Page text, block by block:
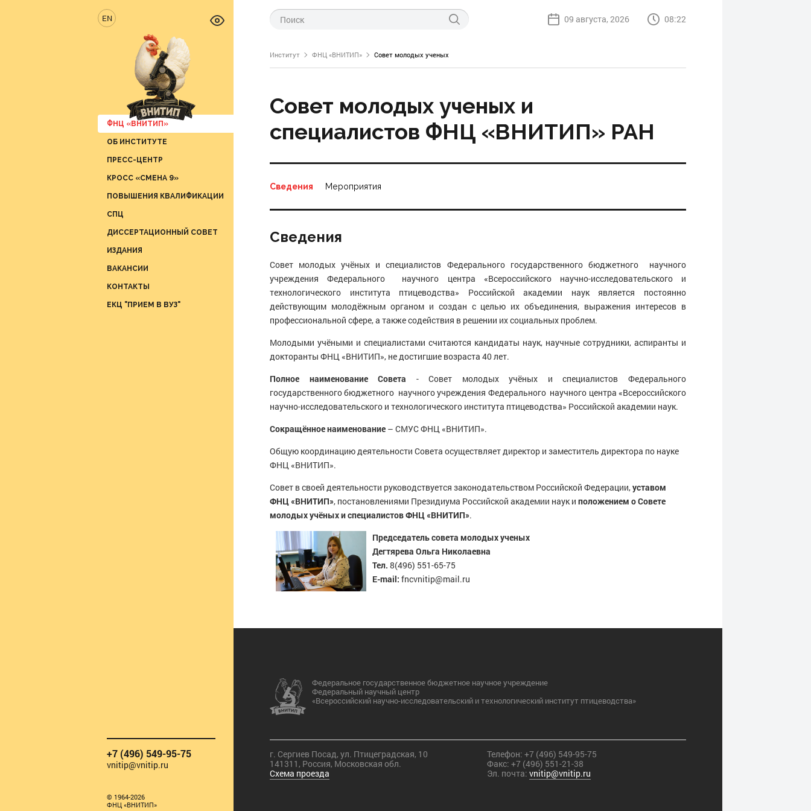
EN
ФНЦ «ВНИТИП»
ОБ ИНСТИТУТЕ
Отдел технологии производства
Отдел питания птицы
Отдел генетики и селекции
Отдел инкубации
Отдел научно-технической информации
Отдел микроклимата и производственных
процессов
ПРЕСС-ЦЕНТР
Отраслевые новости
Вести о науке
КРОСС «СМЕНА 9»
ПОВЫШЕНИЯ КВАЛИФИКАЦИИ
СПЦ
ДИССЕРТАЦИОННЫЙ СОВЕТ
ИЗДАНИЯ
ВАКАНСИИ
КОНТАКТЫ
ЕКЦ "ПРИЕМ В ВУЗ"
+7 (496) 549-95-75
vnitip@vnitip.ru
© 1964-2026
ФНЦ «ВНИТИП»
09 августа, 2026 08:22
Институт ФНЦ «ВНИТИП» Совет молодых ученых
Совет молодых ученых и
специалистов ФНЦ «ВНИТИП» РАН
Сведения Мероприятия
Сведения
Совет молодых учёных и специалистов Федерального государственного бюджетного научного
учреждения Федерального научного центра «Всероссийского научно-исследовательского и
технологического института птицеводства» Российской академии наук является постоянно
действующим молодёжным органом и создан с целью их объединения, выражения интересов в
профессиональной сфере, а также содействия в решении их социальных проблем.
Молодыми учёными и специалистами считаются кандидаты наук, научные сотрудники, аспиранты и
докторанты ФНЦ «ВНИТИП», не достигшие возраста 40 лет.
Полное наименование Совета - Совет молодых учёных и специалистов Федерального
государственного бюджетного научного учреждения Федерального научного центра «Всероссийского
научно-исследовательского и технологического института птицеводства» Российской академии наук.
Сокращённое наименование – СМУС ФНЦ «ВНИТИП».
Общую координацию деятельности Совета осуществляет директор и заместитель директора по науке
ФНЦ «ВНИТИП».
Совет в своей деятельности руководствуется законодательством Российской Федерации,уставом
ФНЦ «ВНИТИП», постановлениями Президиума Российской академии наук и положением о Совете
молодых учёных и специалистов ФНЦ «ВНИТИП».
Председатель совета молодых ученых
Дегтярева Ольга Николаевна
Тел. 8(496) 551-65-75
E-mail: fncvnitip@mail.ru
Федеральное государственное бюджетное научное учреждение
Федеральный научный центр
«Всероссийский научно-исследовательский и технологический институт птицеводства»
г. Сергиев Посад, ул. Птицеградская, 10
141311, Россия, Московская обл.
Схема проезда
Телефон: +7 (496) 549-95-75
Факс: +7 (496) 551-21-38
Эл. почта: vnitip@vnitip.ru